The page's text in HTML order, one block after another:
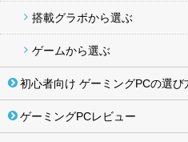
搭載グラボから選ぶ
ゲームから選ぶ
初心者向け ゲーミングPCの選び
ゲーミングPCレビュー